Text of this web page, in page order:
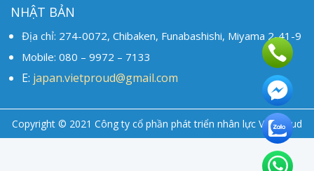
NHẬT BẢN
Địa chỉ: 274-0072, Chibaken, Funabashishi, Miyama 2-41-9
Mobile: 080 – 9972 – 7133
E: japan.vietproud@gmail.com
Copyright © 2021 Công ty cổ phần phát triển nhân lực Vietproud